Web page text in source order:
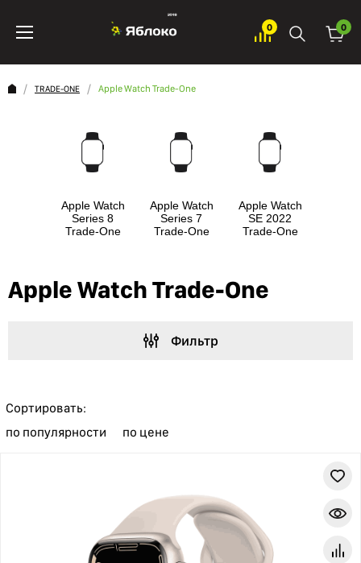
0 0
TRADE-ONE Apple Watch Trade-One
Apple Watch
Series 8
Trade-One
Apple Watch
Series 7
Trade-One
Apple Watch
SE 2022
Trade-One
Apple Watch Trade-One
Фильтр
Сортировать:
по популярности
по цене